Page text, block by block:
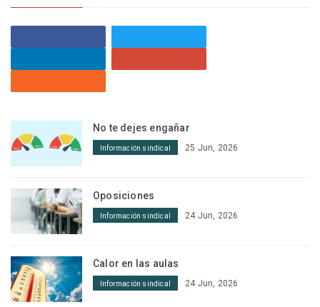
No te dejes engañar
Información sindical 25 Jun, 2026
Oposiciones
Información sindical 24 Jun, 2026
Calor en las aulas
Información sindical 24 Jun, 2026